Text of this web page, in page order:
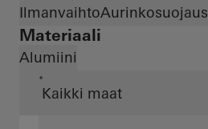
IlmanvaihtoAurinkosuojaus
Materiaali
Alumiini
*